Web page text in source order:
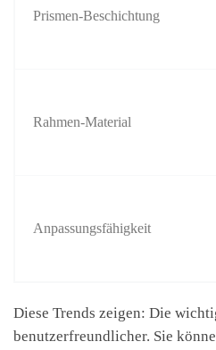
Prismen-Beschichtung
Rahmen-Material
Anpassungsfähigkeit
Diese Trends zeigen: Die
benutzerfreundlicher. Sie